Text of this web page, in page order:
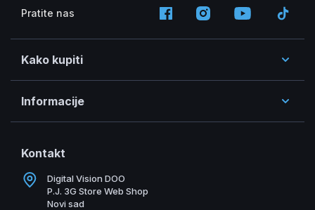
Pratite nas
Kako kupiti
Informacije
Kontakt
Digital Vision DOO
P.J. 3G Store Web Shop
Novi sad